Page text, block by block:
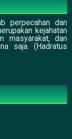
perpecahan dan
kejahatan
masyarakat, dan
saja. (Hadratus